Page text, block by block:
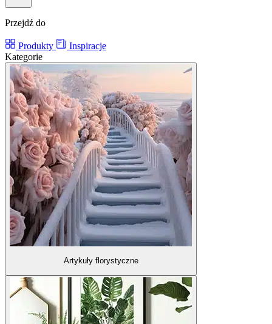
Przejdź do
Produkty
Inspiracje
Kategorie
Artykuły florystyczne